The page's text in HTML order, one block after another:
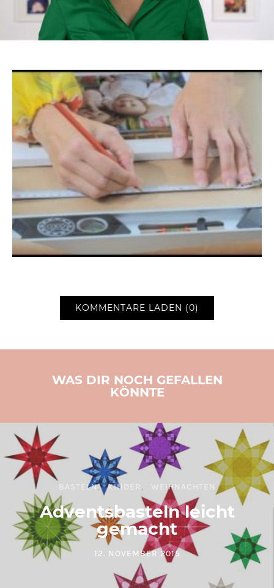
KOMMENTARE LADEN (0)
WAS DIR NOCH GEFALLEN
KÖNNTE
BASTELN KINDER WEIHNACHTEN
Adventsbasteln leicht
gemacht
POSTED ON
12. NOVEMBER 2015